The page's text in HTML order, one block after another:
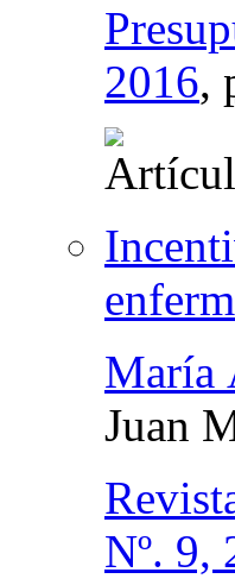
2016,
María
Juan
Nº. 9,